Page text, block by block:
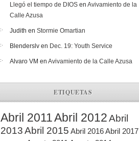
Llegó el tiempo de DIOS en Avivamiento de la
Calle Azusa
Judith en Stormie Omartian
Blenderslv en Dec. 19: Youth Service
Alvaro VM en Avivamiento de la Calle Azusa
ETIQUETAS
Abril 2011Abril 2012Abril
2013Abril 2015 Abril 2016Abril 2017